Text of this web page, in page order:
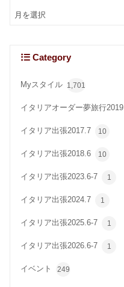
Category
Myスタイル 1,701
イタリアオーダー夢旅行2019
イタリア出張2017.7 10
イタリア出張2018.6 10
イタリア出張2023.6-7 1
イタリア出張2024.7 1
イタリア出張2025.6-7 1
イタリア出張2026.6-7 1
イベント 249